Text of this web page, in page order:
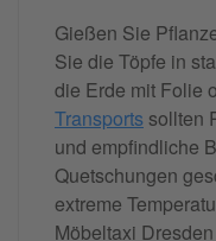
Gießen Sie
Sie die Töpfe in
die Erde mit Folie
Transports sollten
und empfindliche
Quetschungen
extreme
Möbeltaxi